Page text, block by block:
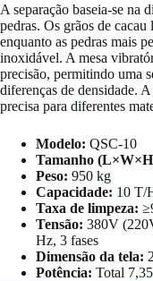
A separação baseia-se na
pedras. Os grãos de
enquanto as pedras mais
inoxidável. A mesa
precisão, permitindo uma
diferenças de densidade.
precisa para diferentes
Modelo: QSC-10
Tamanho
Peso: 950 kg
Capacidade: 10 T/
Taxa de limpeza:
Tensão: 380V
Hz, 3 fases
Dimensão da tela:
Potência: Total